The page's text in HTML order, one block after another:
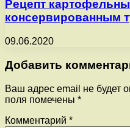
Рецепт
консервированным
09.06.2020
Добавить
Ваш адрес email не будет
поля помечены *
Комментарий *